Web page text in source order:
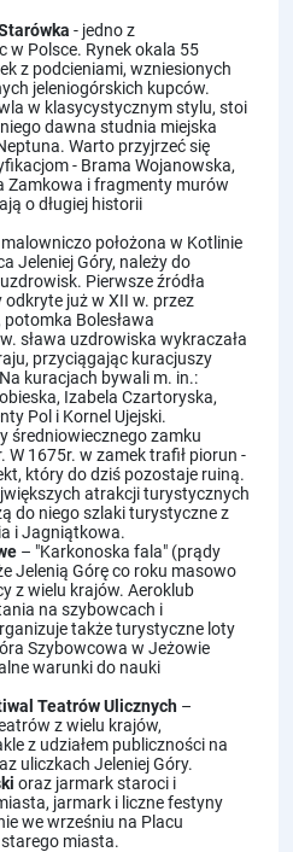
- jedno z
w Polsce. Rynek okala 55
z podcieniami, wzniesionych
jeleniogórskich kupców.
w klasycystycznym stylu, stoi
dawna studnia miejska
Warto przyjrzeć się
- Brama Wojanowska,
Zamkowa i fragmenty murów
o długiej historii
położona w Kotlinie
Jeleniej Góry, należy do
Pierwsze źródła
odkryte już w XII w. przez
potomka Bolesława
sława uzdrowiska wykraczała
przyciągając kuracjuszy
kuracjach bywali m. in.:
Izabela Czartoryska,
Pol i Kornel Ujejski.
średniowiecznego zamku
W 1675r. w zamek trafił piorun -
który do dziś pozostaje ruiną.
atrakcji turystycznych
do niego szlaki turystyczne z
i Jagniątkowa.
– "Karkonoska fala" (prądy
Jelenią Górę co roku masowo
z wielu krajów. Aeroklub
na szybowcach i
także turystyczne loty
Szybowcowa w Jeżowie
warunki do nauki
Teatrów Ulicznych –
z wielu krajów,
z udziałem publiczności na
uliczkach Jeleniej Góry.
oraz jarmark staroci i
jarmark i liczne festyny
we wrześniu na Placu
miasta.